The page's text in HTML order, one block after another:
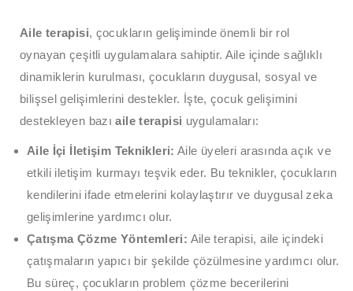
Aile terapisi, çocukların gelişiminde önemli bir rol
oynayan çeşitli uygulamalara sahiptir. Aile içinde sağlıklı
dinamiklerin kurulması, çocukların duygusal, sosyal ve
bilişsel gelişimlerini destekler. İşte, çocuk gelişimini
destekleyen bazıaile terapisi uygulamaları:
Aile İçi İletişim Teknikleri: Aile üyeleri arasında açık ve
etkili iletişim kurmayı teşvik eder. Bu teknikler, çocukların
kendilerini ifade etmelerini kolaylaştırır ve duygusal zeka
gelişimlerine yardımcı olur.
Çatışma Çözme Yöntemleri: Aile terapisi, aile içindeki
çatışmaların yapıcı bir şekilde çözülmesine yardımcı olur.
Bu süreç, çocukların problem çözme becerilerini